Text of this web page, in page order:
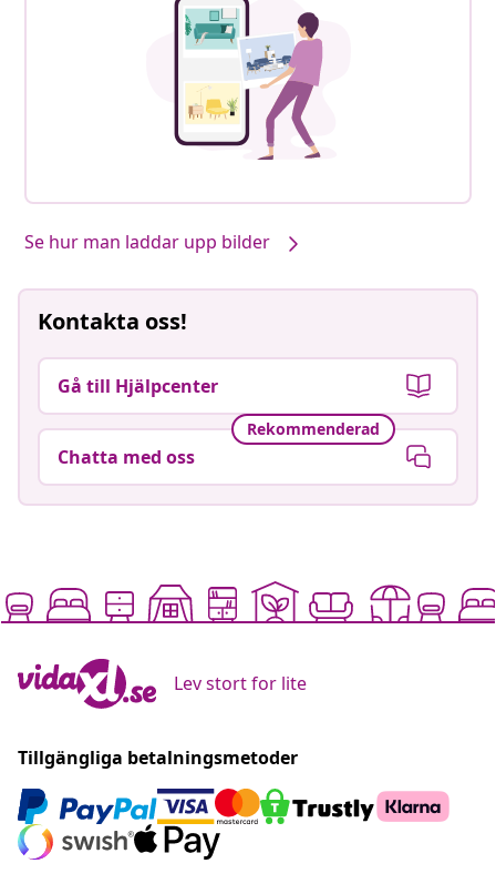
Se hur man laddar upp bilder
Kontakta oss!
Gå till Hjälpcenter
Rekommenderad
Chatta med oss
Lev stort for lite
Tillgängliga betalningsmetoder